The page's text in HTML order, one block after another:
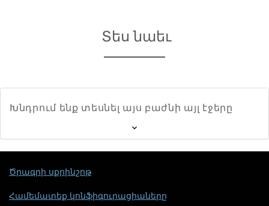
Տես նաեւ
Խնդրում ենք տեսնել այս բաժնի այլ էջերը
Ծրագրի սքրինշոթ
Համեմատեք կոնֆիգուրացիաները